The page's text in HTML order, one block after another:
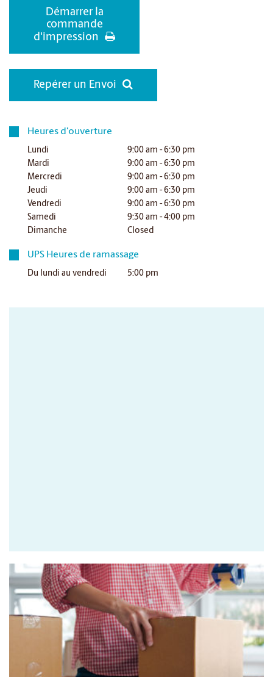
Démarrer la
commande
d'impression
Repérer un Envoi
Heures d'ouverture
Lundi
9:00 am - 6:30 pm
Mardi
9:00 am - 6:30 pm
Mercredi
9:00 am - 6:30 pm
Jeudi
9:00 am - 6:30 pm
Vendredi
9:00 am - 6:30 pm
Samedi
9:30 am - 4:00 pm
Dimanche
Closed
UPS Heures de ramassage
Du lundi au vendredi 5:00 pm